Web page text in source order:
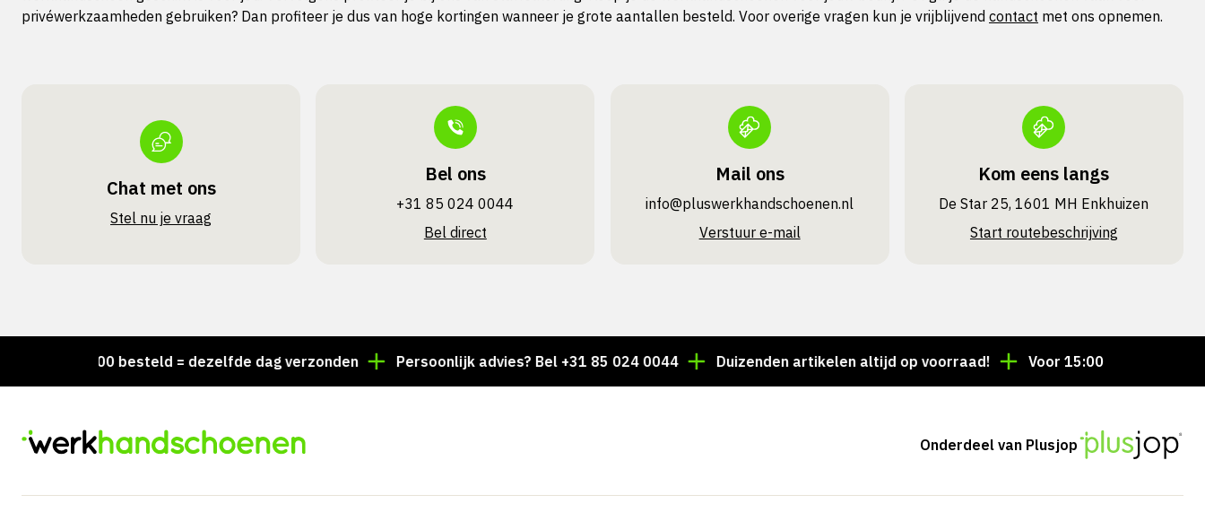
privéwerkzaamheden gebruiken? Dan profiteer je dus van hoge kortingen wanneer je grote aantallen besteld. Voor overige vragen kun je vrijblijvend contact met ons opnemen.
Chat met ons
Stel nu je vraag
Bel ons
+31 85 024 0044
Bel direct
Mail ons
info@pluswerk­handschoenen.nl
Verstuur e-mail
Kom eens langs
De Star 25, 1601 MH Enkhuizen
Start routebeschrijving
15:00 besteld = dezelfde dag verzonden Persoonlijk advies? Bel +31 85 024 0044 Duizenden artikelen altijd op voorraad! Voor 15:00 besteld = dezelfde
Onderdeel van Plusjop